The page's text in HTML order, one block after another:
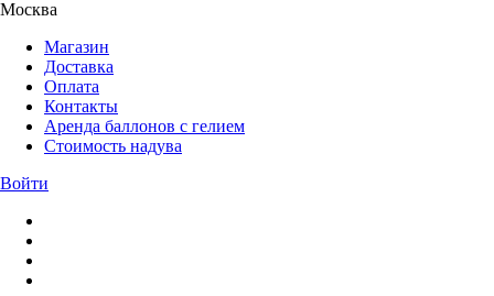
Москва
Магазин
Доставка
Оплата
Контакты
Аренда баллонов с гелием
Стоимость надува
Войти